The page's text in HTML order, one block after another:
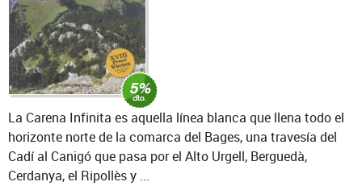
La Carena Infinita es aquella línea blanca que llena todo el
horizonte norte de la comarca del Bages, una travesía del
Cadí al Canigó que pasa por el Alto Urgell, Berguedà,
Cerdanya, el Ripollès y ...